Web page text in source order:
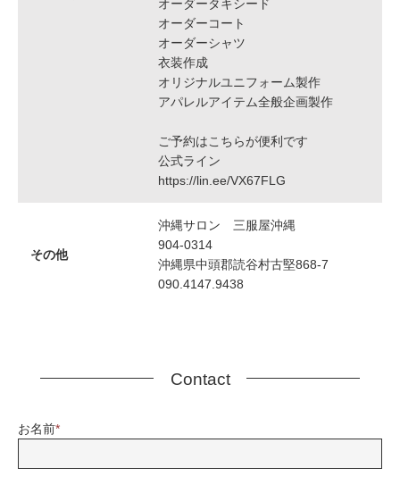
オーダータキシード
オーダーコート
オーダーシャツ
衣装作成
オリジナルユニフォーム製作
アパレルアイテム全般企画製作
ご予約はこちらが便利です
公式ライン
https://lin.ee/VX67FLG
その他
沖縄サロン 三服屋沖縄
904-0314
沖縄県中頭郡読谷村古堅868-7
090.4147.9438
Contact
お名前*